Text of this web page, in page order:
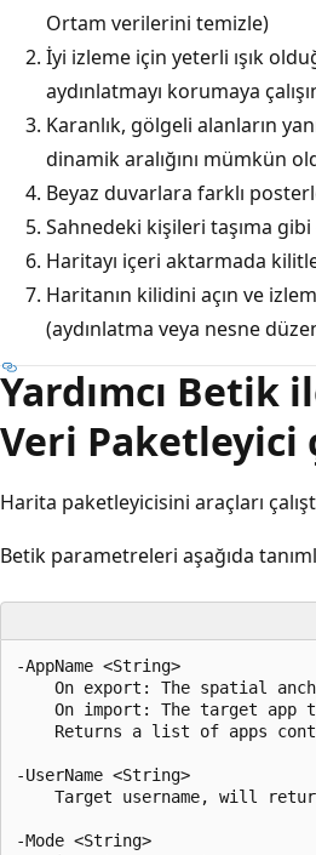
Ortam verilerini temizle)
İyi izleme için yeterli ışık
aydınlatmayı korumaya
Karanlık, gölgeli alanların
dinamik aralığını mümkün
Beyaz duvarlara farklı
Sahnedeki kişileri taşıma
Haritayı içeri aktarmada
Haritanın kilidini açın ve
(aydınlatma veya nesne
Yardımcı Betik
Veri Paketleyici
Harita paketleyicisini araçları
Betik parametreleri aşağıda
-AppName <String>
On export: The spatial
On import: The target app
Returns a list of apps
-UserName <String>
Target username, will
-Mode <String>